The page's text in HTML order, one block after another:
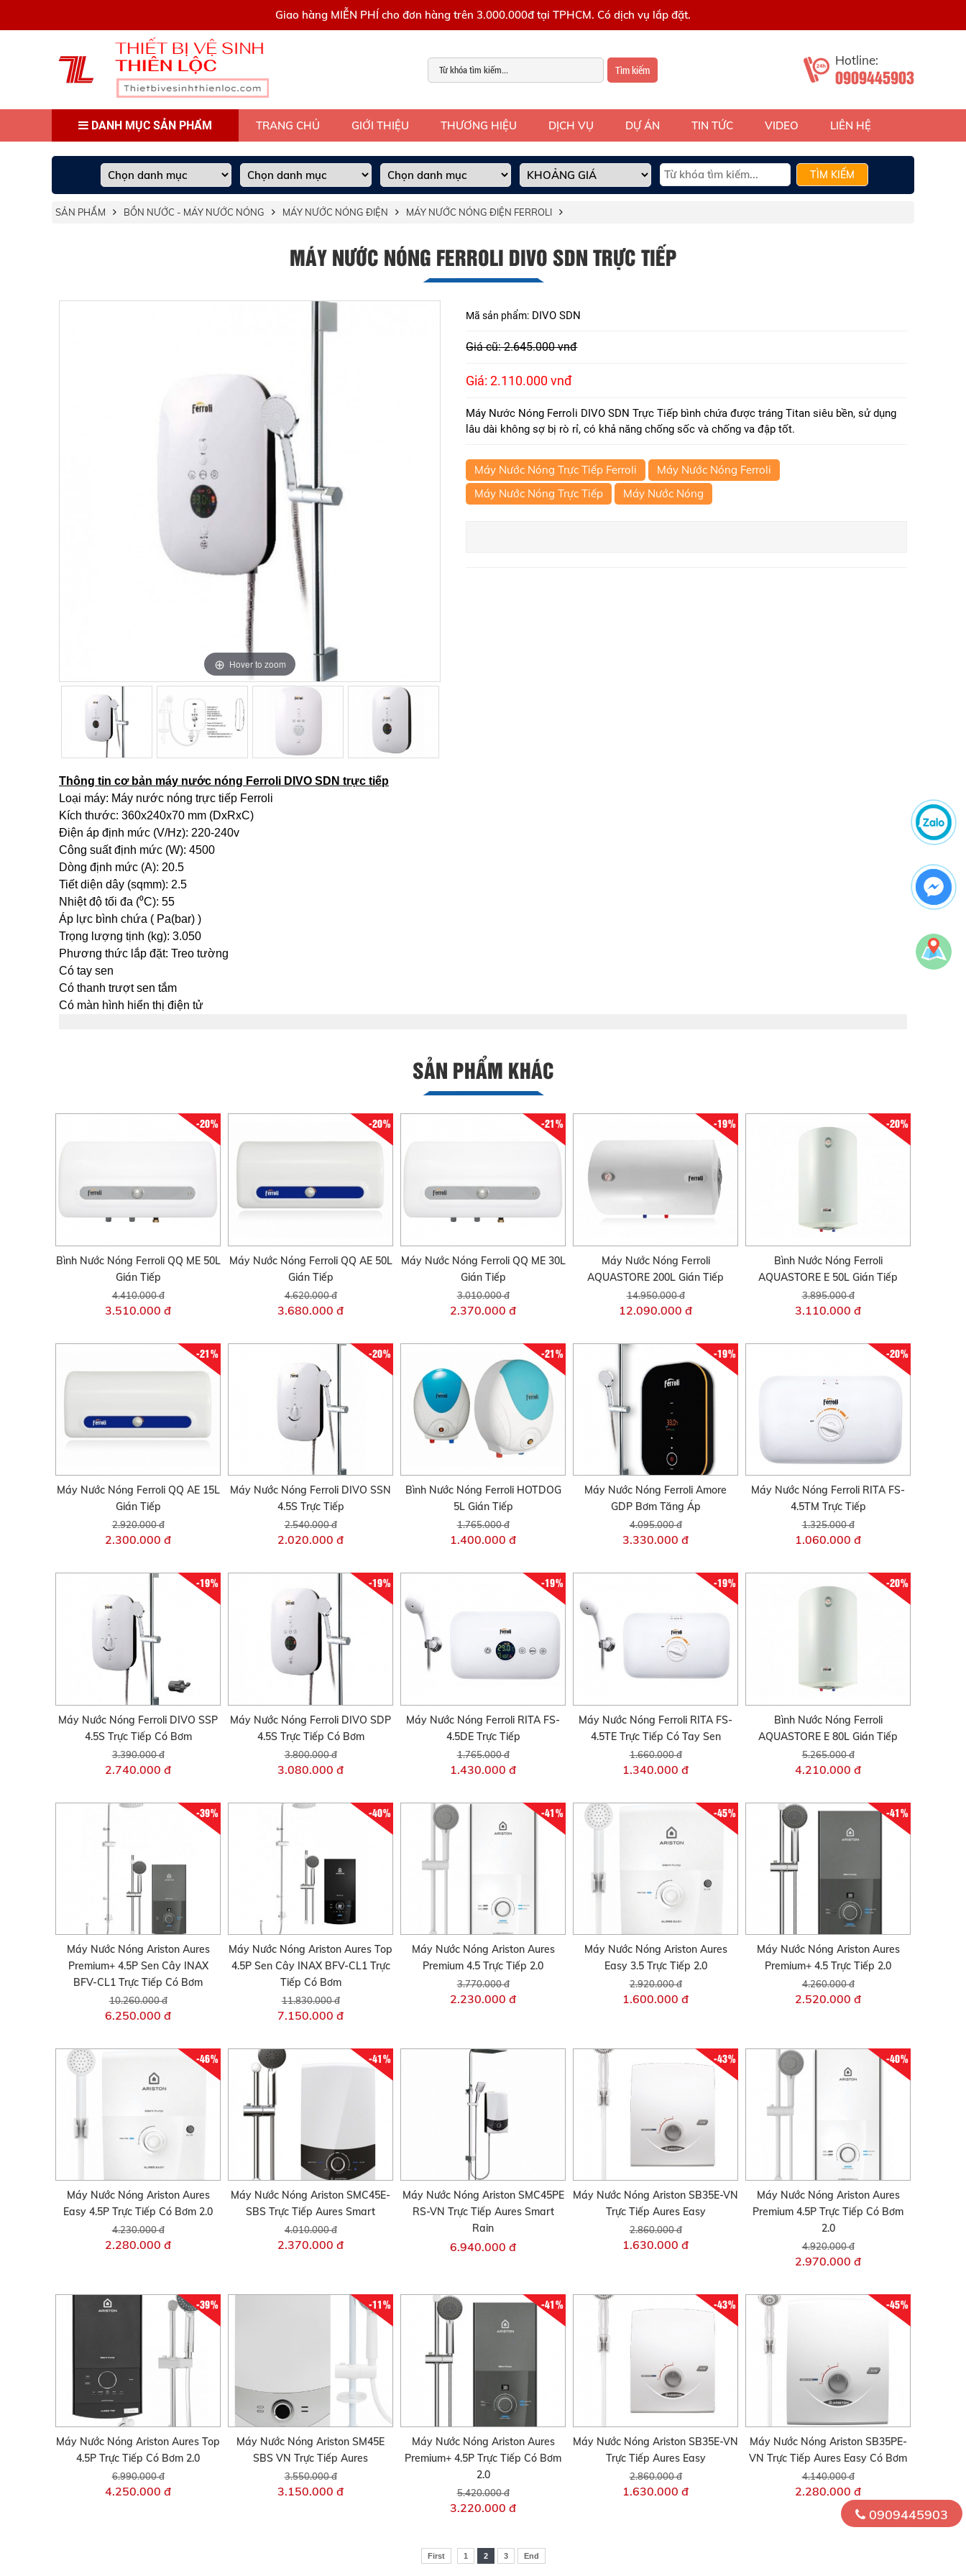
Giao hàng MIỄN PHÍ cho đơn hàng trên 3.000.000đ tại TPHCM. Có dịch vụ lắp đặt.
Tìm kiếm
Hotline:
0909445903
DANH MỤC SẢN PHẨM TRANG CHỦ GIỚI THIỆU THƯƠNG HIỆU DỊCH VỤ DỰ ÁN TIN TỨC VIDEO LIÊN HỆ
TÌM KIẾM
SẢN PHẨM BỒN NƯỚC - MÁY NƯỚC NÓNG MÁY NƯỚC NÓNG ĐIỆN MÁY NƯỚC NÓNG ĐIỆN FERROLI
MÁY NƯỚC NÓNG FERROLI DIVO SDN TRỰC TIẾP
Hover to zoom
Hover to zoom
Hover to zoom
Hover to zoom
Mã sản phẩm: DIVO SDN
Giá cũ: 2.645.000 vnđ
Giá: 2.110.000 vnđ
Máy Nước Nóng Ferroli DIVO SDN Trực Tiếp bình chứa được tráng Titan siêu bền, sử dụng
lâu dài không sợ bị rò rỉ, có khả năng chống sốc và chống va đập tốt.
Máy Nước Nóng Trực Tiếp Ferroli
Máy Nước Nóng Ferroli
Máy Nước Nóng Trực Tiếp
Máy Nước Nóng
Thông tin cơ bản máy nước nóng Ferroli DIVO SDN trực tiếp
Loại máy: Máy nước nóng trực tiếp Ferroli
Kích thước: 360x240x70 mm (DxRxC)
Điện áp định mức (V/Hz): 220-240v
Công suất định mức (W): 4500
Dòng định mức (A): 20.5
Tiết diện dây (sqmm): 2.5
Nhiệt độ tối đa (⁰C): 55
Áp lực bình chứa ( Pa(bar) )
Trọng lượng tịnh (kg): 3.050
Phương thức lắp đặt: Treo tường
Có tay sen
Có thanh trượt sen tắm
Có màn hình hiển thị điện tử
SẢN PHẨM KHÁC
-20%
Bình Nước Nóng Ferroli QQ ME 50L
Gián Tiếp
4.410.000 đ
3.510.000 đ
-20%
Máy Nước Nóng Ferroli QQ AE 50L
Gián Tiếp
4.620.000 đ
3.680.000 đ
-21%
Máy Nước Nóng Ferroli QQ ME 30L
Gián Tiếp
3.010.000 đ
2.370.000 đ
-19%
Máy Nước Nóng Ferroli
AQUASTORE 200L Gián Tiếp
14.950.000 đ
12.090.000 đ
-20%
Bình Nước Nóng Ferroli
AQUASTORE E 50L Gián Tiếp
3.895.000 đ
3.110.000 đ
-21%
Máy Nước Nóng Ferroli QQ AE 15L
Gián Tiếp
2.920.000 đ
2.300.000 đ
-20%
Máy Nước Nóng Ferroli DIVO SSN
4.5S Trực Tiếp
2.540.000 đ
2.020.000 đ
-21%
Bình Nước Nóng Ferroli HOTDOG
5L Gián Tiếp
1.765.000 đ
1.400.000 đ
-19%
Máy Nước Nóng Ferroli Amore
GDP Bơm Tăng Áp
4.095.000 đ
3.330.000 đ
-20%
Máy Nước Nóng Ferroli RITA FS-
4.5TM Trực Tiếp
1.325.000 đ
1.060.000 đ
-19%
Máy Nước Nóng Ferroli DIVO SSP
4.5S Trực Tiếp Có Bơm
3.390.000 đ
2.740.000 đ
-19%
Máy Nước Nóng Ferroli DIVO SDP
4.5S Trực Tiếp Có Bơm
3.800.000 đ
3.080.000 đ
-19%
Máy Nước Nóng Ferroli RITA FS-
4.5DE Trực Tiếp
1.765.000 đ
1.430.000 đ
-19%
Máy Nước Nóng Ferroli RITA FS-
4.5TE Trực Tiếp Có Tay Sen
1.660.000 đ
1.340.000 đ
-20%
Bình Nước Nóng Ferroli
AQUASTORE E 80L Gián Tiếp
5.265.000 đ
4.210.000 đ
-39%
Máy Nước Nóng Ariston Aures
Premium+ 4.5P Sen Cây INAX
BFV-CL1 Trực Tiếp Có Bơm
10.260.000 đ
6.250.000 đ
-40%
Máy Nước Nóng Ariston Aures Top
4.5P Sen Cây INAX BFV-CL1 Trực
Tiếp Có Bơm
11.830.000 đ
7.150.000 đ
-41%
Máy Nước Nóng Ariston Aures
Premium 4.5 Trực Tiếp 2.0
3.770.000 đ
2.230.000 đ
-45%
Máy Nước Nóng Ariston Aures
Easy 3.5 Trực Tiếp 2.0
2.920.000 đ
1.600.000 đ
-41%
Máy Nước Nóng Ariston Aures
Premium+ 4.5 Trực Tiếp 2.0
4.260.000 đ
2.520.000 đ
-46%
Máy Nước Nóng Ariston Aures
Easy 4.5P Trực Tiếp Có Bơm 2.0
4.230.000 đ
2.280.000 đ
-41%
Máy Nước Nóng Ariston SMC45E-
SBS Trực Tiếp Aures Smart
4.010.000 đ
2.370.000 đ
Máy Nước Nóng Ariston SMC45PE
RS-VN Trực Tiếp Aures Smart
Rain
6.940.000 đ
-43%
Máy Nước Nóng Ariston SB35E-VN
Trực Tiếp Aures Easy
2.860.000 đ
1.630.000 đ
-40%
Máy Nước Nóng Ariston Aures
Premium 4.5P Trực Tiếp Có Bơm
2.0
4.920.000 đ
2.970.000 đ
-39%
Máy Nước Nóng Ariston Aures Top
4.5P Trực Tiếp Có Bơm 2.0
6.990.000 đ
4.250.000 đ
-11%
Máy Nước Nóng Ariston SM45E
SBS VN Trực Tiếp Aures
3.550.000 đ
3.150.000 đ
-41%
Máy Nước Nóng Ariston Aures
Premium+ 4.5P Trực Tiếp Có Bơm
2.0
5.420.000 đ
3.220.000 đ
-43%
Máy Nước Nóng Ariston SB35E-VN
Trực Tiếp Aures Easy
2.860.000 đ
1.630.000 đ
-45%
Máy Nước Nóng Ariston SB35PE-
VN Trực Tiếp Aures Easy Có Bơm
4.140.000 đ
2.280.000 đ
First 1 2 3 End
0909445903